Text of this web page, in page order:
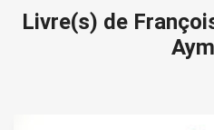
Livre(s) de